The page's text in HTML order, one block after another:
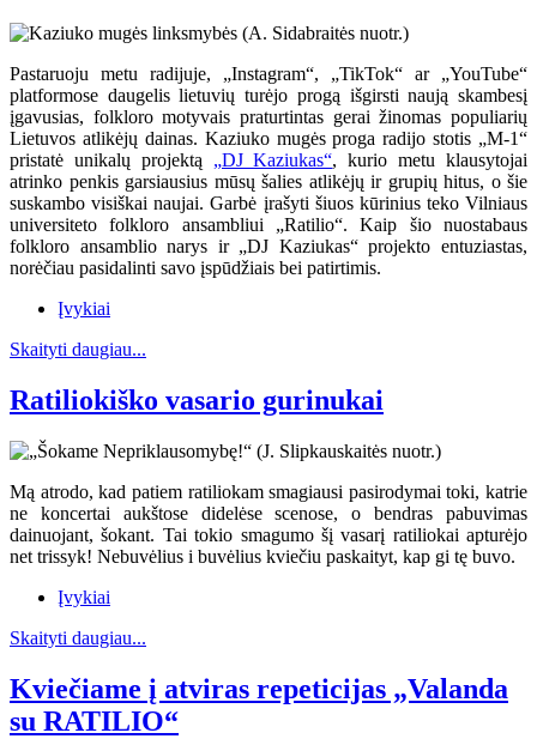
Pastaruoju metu radijuje, „Instagram“, „TikTok“ ar „YouTube“
platformose daugelis lietuvių turėjo progą išgirsti naują skambesį
įgavusias, folkloro motyvais praturtintas gerai žinomas populiarių
Lietuvos atlikėjų dainas. Kaziuko mugės proga radijo stotis „M-1“
pristatė unikalų projektą „DJ Kaziukas“, kurio metu klausytojai
atrinko penkis garsiausius mūsų šalies atlikėjų ir grupių hitus, o šie
suskambo visiškai naujai. Garbė įrašyti šiuos kūrinius teko Vilniaus
universiteto folkloro ansambliui „Ratilio“. Kaip šio nuostabaus
folkloro ansamblio narys ir „DJ Kaziukas“ projekto entuziastas,
norėčiau pasidalinti savo įspūdžiais bei patirtimis.
Įvykiai
Skaityti daugiau...
Ratiliokiško vasario gurinukai
Mą atrodo, kad patiem ratiliokam smagiausi pasirodymai toki, katrie
ne koncertai aukštose didelėse scenose, o bendras pabuvimas
dainuojant, šokant. Tai tokio smagumo šį vasarį ratiliokai apturėjo
net trissyk! Nebuvėlius i buvėlius kviečiu paskaityt, kap gi tę buvo.
Įvykiai
Skaityti daugiau...
Kviečiame į atviras repeticijas „Valanda
su RATILIO“